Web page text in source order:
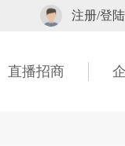
注册/登陆
直播招商